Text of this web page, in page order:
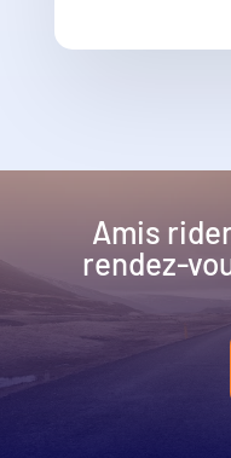
Amis
rendez-